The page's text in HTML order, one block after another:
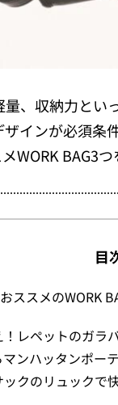
、収納力と
インが必須
WORK BAG3つ
目
ススメのWORK
レペットのガラ
ンハッタンポー
クのリュックで